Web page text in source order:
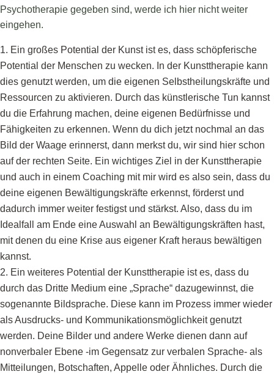
Psychotherapie gegeben sind, werde ich hier nicht weiter
eingehen.
Ein großes Potential der Kunst ist es, dass schöpferische
Potential der Menschen zu wecken. In der Kunsttherapie kann
dies genutzt werden, um die eigenen Selbstheilungskräfte und
Ressourcen zu aktivieren. Durch das künstlerische Tun kannst
du die Erfahrung machen, deine eigenen Bedürfnisse und
Fähigkeiten zu erkennen. Wenn du dich jetzt nochmal an das
Bild der Waage erinnerst, dann merkst du, wir sind hier schon
auf der rechten Seite. Ein wichtiges Ziel in der Kunsttherapie
und auch in einem Coaching mit mir wird es also sein, dass du
deine eigenen Bewältigungskräfte erkennst, förderst und
dadurch immer weiter festigst und stärkst. Also, dass du im
Idealfall am Ende eine Auswahl an Bewältigungskräften hast,
mit denen du eine Krise aus eigener Kraft heraus bewältigen
kannst.
Ein weiteres Potential der Kunsttherapie ist es, dass du
durch das Dritte Medium eine „Sprache“ dazugewinnst, die
sogenannte Bildsprache. Diese kann im Prozess immer wieder
als Ausdrucks- und Kommunikationsmöglichkeit genutzt
werden. Deine Bilder und andere Werke dienen dann auf
nonverbaler Ebene -im Gegensatz zur verbalen Sprache- als
Mitteilungen, Botschaften, Appelle oder Ähnliches. Durch die